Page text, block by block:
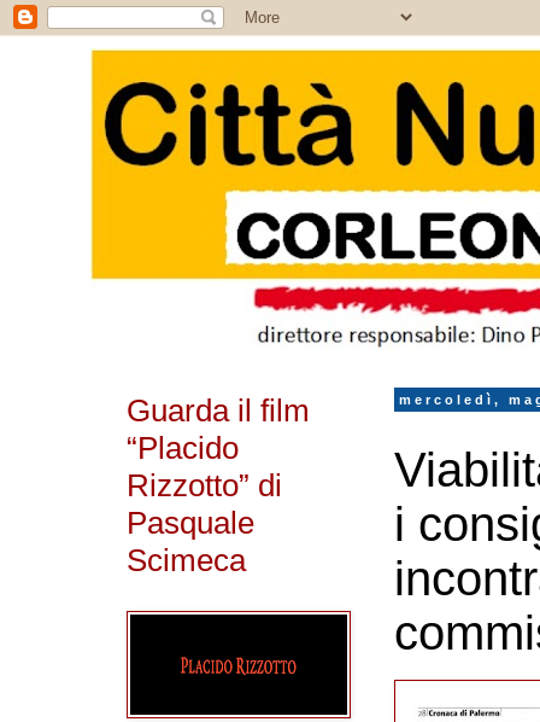
mercoledì,
i
Guarda il film
“Placido
Rizzotto” di
Pasquale
Scimeca